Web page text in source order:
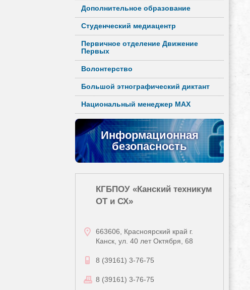
Дополнительное образование
Студенческий медиацентр
Первичное отделение Движение
Первых
Волонтерство
Большой этнографический диктант
Национальный менеджер MAX
Информационная
безопасность
КГБПОУ «Канский техникум
ОТ и СХ»
663606, Красноярский край г.
Канск, ул. 40 лет Октября, 68
8 (39161) 3-76-75
8 (39161) 3-76-75